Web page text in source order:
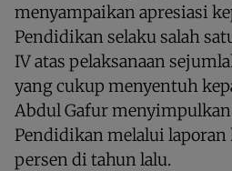
menyampaikan apresiasi
Pendidikan selaku salah
IV atas pelaksanaan
yang cukup menyentuh
Abdul Gafur
Pendidikan melalui laporan
persen di tahun lalu.